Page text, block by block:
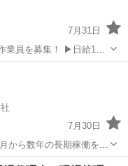
7月31日
業員を募集！ ▶日給1
キル・キャリアアップ応
】 ▶型
7月30日
から数年の長期稼働を想
別な案件に配置提案し